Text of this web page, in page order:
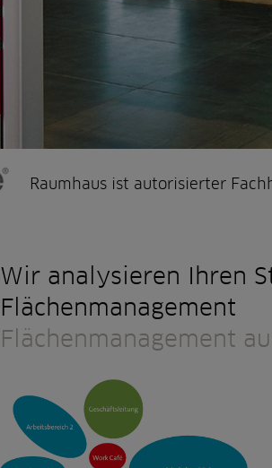
Raumhaus ist autorisierter
Wir analysieren Ihren
Flächenmanagement
Flächenmanagement